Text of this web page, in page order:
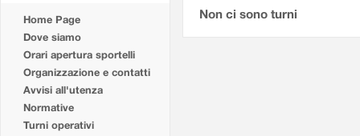
Home Page
Dove siamo
Orari apertura sportelli
Organizzazione e contatti
Avvisi all'utenza
Normative
Turni operativi
Non ci sono turni